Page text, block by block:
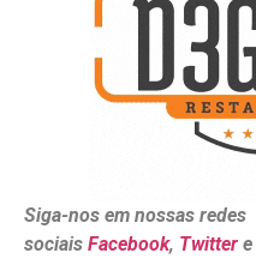
Siga-nos em nossas redes
sociais Facebook, Twitter e